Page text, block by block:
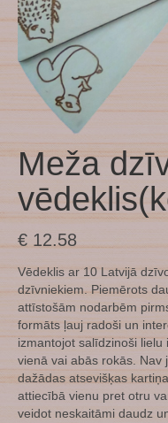
Meža
€ 12.58
Vēdeklis ar 10 Latvijā
dzīvniekiem. Piemērots
attīstošām nodarbēm
formāts ļauj radoši un
izmantojot salīdzinoši
vienā vai abās rokās. Nav
dažādas atsevišķas
attiecībā vienu pret otru
veidot neskaitāmi daudz